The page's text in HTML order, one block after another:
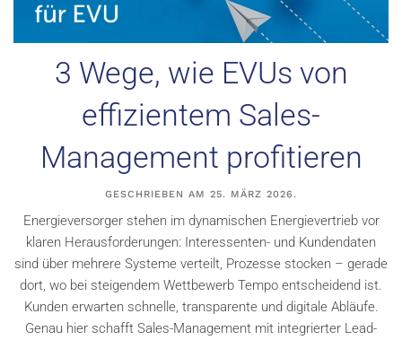
3 Wege, wie EVUs von
effizientem Sales-
Management profitieren
GESCHRIEBEN AM 25. MÄRZ 2026.
Energieversorger stehen im dynamischen Energievertrieb vor
klaren Herausforderungen: Interessenten- und Kundendaten
sind über mehrere Systeme verteilt, Prozesse stocken – gerade
dort, wo bei steigendem Wettbewerb Tempo entscheidend ist.
Kunden erwarten schnelle, transparente und digitale Abläufe.
Genau hier schafft Sales-Management mit integrierter Lead-